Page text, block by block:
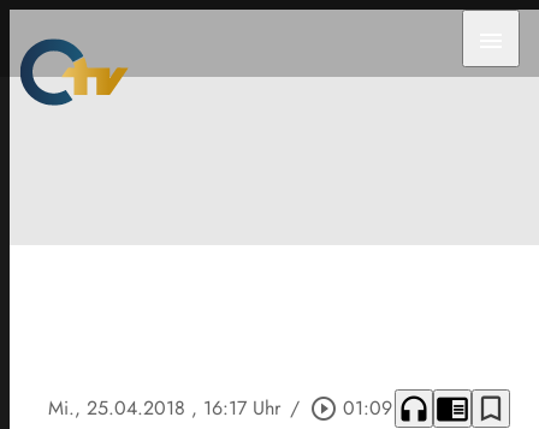
Mi., 25.04.2018 , 16:17 Uhr / play_circle_outline 01:09 headphones chrome_reader_mode bookmark_border